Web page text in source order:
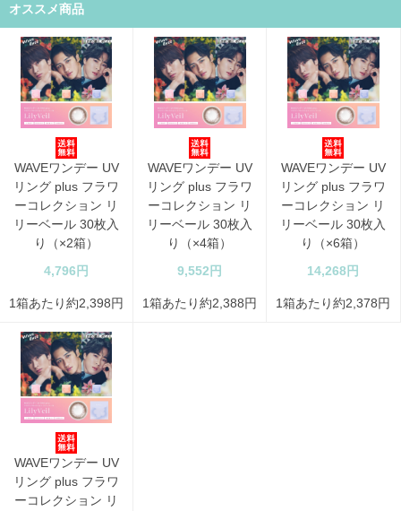
オススメ商品
WAVEワンデー UV
リング plus フラワ
ーコレクション リ
リーベール 30枚入
り（×2箱）
4,796円
1箱あたり約2,398円
WAVEワンデー UV
リング plus フラワ
ーコレクション リ
リーベール 30枚入
り（×4箱）
9,552円
1箱あたり約2,388円
WAVEワンデー UV
リング plus フラワ
ーコレクション リ
リーベール 30枚入
り（×6箱）
14,268円
1箱あたり約2,378円
WAVEワンデー UV
リング plus フラワ
ーコレクション リ